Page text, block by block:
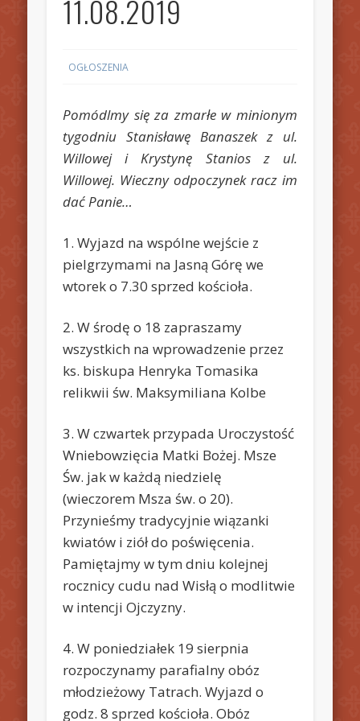
11.08.2019
OGŁOSZENIA
Pomódlmy się za zmarłe w minionym
tygodniu Stanisławę Banaszek z ul.
Willowej i Krystynę Stanios z ul.
Willowej. Wieczny odpoczynek racz im
dać Panie…
1. Wyjazd na wspólne wejście z
pielgrzymami na Jasną Górę we
wtorek o 7.30 sprzed kościoła.
2. W środę o 18 zapraszamy
wszystkich na wprowadzenie przez
ks. biskupa Henryka Tomasika
relikwii św. Maksymiliana Kolbe
3. W czwartek przypada Uroczystość
Wniebowzięcia Matki Bożej. Msze
Św. jak w każdą niedzielę
(wieczorem Msza św. o 20).
Przynieśmy tradycyjnie wiązanki
kwiatów i ziół do poświęcenia.
Pamiętajmy w tym dniu kolejnej
rocznicy cudu nad Wisłą o modlitwie
w intencji Ojczyzny.
4. W poniedziałek 19 sierpnia
rozpoczynamy parafialny obóz
młodzieżowy Tatrach. Wyjazd o
godz. 8 sprzed kościoła. Obóz